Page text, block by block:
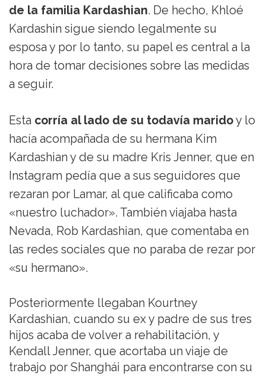
de la familia Kardashian. De hecho, Khloé
Kardashin sigue siendo legalmente su
esposa y por lo tanto, su papel es central a la
hora de tomar decisiones sobre las medidas
a seguir.
Esta corría al lado de su todavía maridoy lo
hacía acompañada de su hermana Kim
Kardashian y de su madre Kris Jenner, que en
Instagram pedía que a sus seguidores que
rezaran por Lamar, al que calificaba como
«nuestro luchador». También viajaba hasta
Nevada, Rob Kardashian, que comentaba en
las redes sociales que no paraba de rezar por
«su hermano».
Posteriormente llegaban Kourtney
Kardashian, cuando su ex y padre de sus tres
hijos acaba de volver a rehabilitación, y
Kendall Jenner, que acortaba un viaje de
trabajo por Shanghái para encontrarse con su